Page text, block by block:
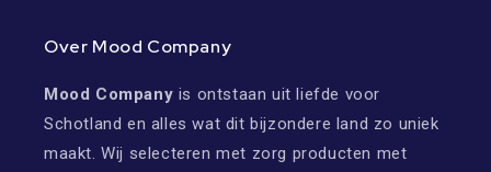
Over Mood Company
Mood Company is ontstaan uit liefde voor
Schotland en alles wat dit bijzondere land zo uniek
maakt. Wij selecteren met zorg producten met